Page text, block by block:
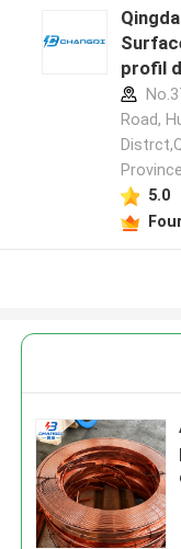
profil
Road,
5.0